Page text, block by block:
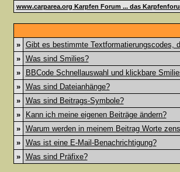
www.carparea.org Karpfen Forum ... das
»
Gibt es bestimmte Textformatierungscodes,
»
Was sind Smilies?
»
BBCode Schnellauswahl und klickbare
»
Was sind Dateianhänge?
»
Was sind Beitrags-Symbole?
»
Kann ich meine eigenen Beiträge ändern?
»
Warum werden in meinem Beitrag Worte
»
Was ist eine E-Mail-Benachrichtigung?
»
Was sind Präfixe?